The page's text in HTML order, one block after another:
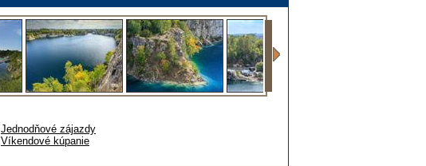
Jednodňové zájazdy
Víkendové kúpanie